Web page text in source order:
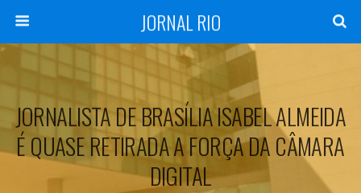
JORNAL RIO
JORNALISTA DE BRASÍLIA ISABEL ALMEIDA
É QUASE RETIRADA A FORÇA DA CÂMARA
DIGITAL